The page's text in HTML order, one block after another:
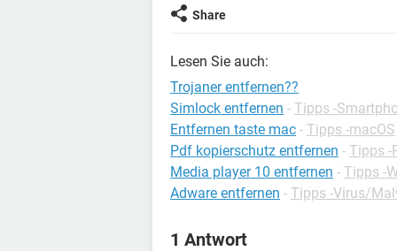
Share
Lesen Sie auch:
Trojaner entfernen??
Simlock entfernen - Tipps -
Entfernen taste mac - Tipps -macOS
Pdf kopierschutz entfernen - Tipps -
Media player 10 entfernen - Tipps -
Adware entfernen - Tipps -Virus/
1 Antwort